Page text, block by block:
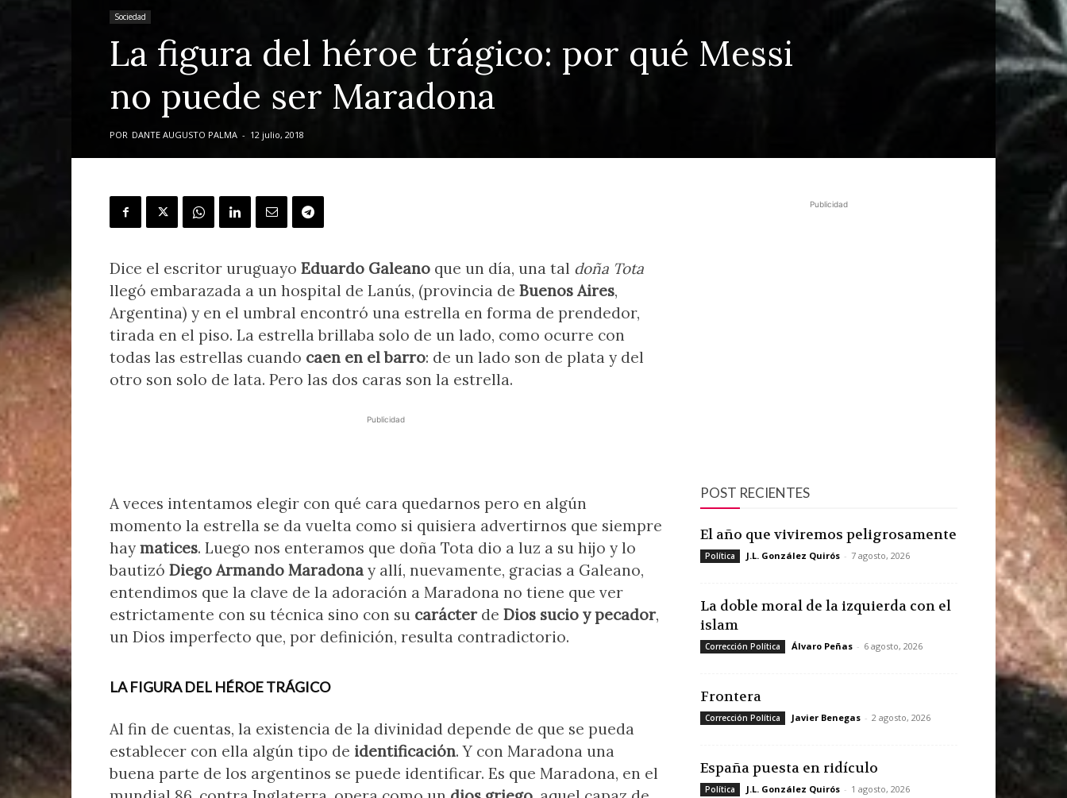
Sociedad
La figura del héroe trágico: por qué Messi
no puede ser Maradona
POR DANTE AUGUSTO PALMA - 12 julio, 2018
Dice el escritor uruguayo Eduardo Galeano que un día, una tal doña Tota
llegó embarazada a un hospital de Lanús, (provincia de Buenos Aires,
Argentina) y en el umbral encontró una estrella en forma de prendedor,
tirada en el piso. La estrella brillaba solo de un lado, como ocurre con
todas las estrellas cuando caen en el barro: de un lado son de plata y del
otro son solo de lata. Pero las dos caras son la estrella.
Publicidad
A veces intentamos elegir con qué cara quedarnos pero en algún
momento la estrella se da vuelta como si quisiera advertirnos que siempre
hay matices. Luego nos enteramos que doña Tota dio a luz a su hijo y lo
bautizó Diego Armando Maradona y allí, nuevamente, gracias a Galeano,
entendimos que la clave de la adoración a Maradona no tiene que ver
estrictamente con su técnica sino con su carácterde Dios sucio y pecador,
un Dios imperfecto que, por definición, resulta contradictorio.
LA FIGURA DEL HÉROE TRÁGICO
Al fin de cuentas, la existencia de la divinidad depende de que se pueda
establecer con ella algún tipo de identificación. Y con Maradona una
buena parte de los argentinos se puede identificar. Es que Maradona, en el
Publicidad
POST RECIENTES
El año que viviremos peligrosamente
Política J.L. González Quirós - 7 agosto, 2026
La doble moral de la izquierda con el
islam
Corrección Política Álvaro Peñas - 6 agosto, 2026
Frontera
Corrección Política Javier Benegas - 2 agosto, 2026
España puesta en ridículo
Política J.L. González Quirós - 1 agosto, 2026